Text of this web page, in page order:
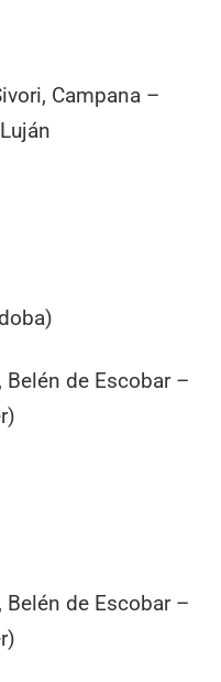
Campana –
Belén de Escobar –
Belén de Escobar –